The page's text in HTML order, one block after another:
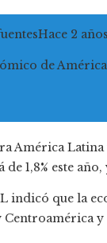
Hace 2 años
América
1,8% este
indicó que la
Centroamérica y